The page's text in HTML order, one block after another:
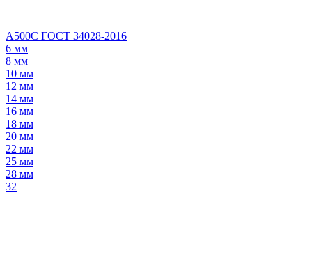
А500С ГОСТ 34028-2016
6 мм
8 мм
10 мм
12 мм
14 мм
16 мм
18 мм
20 мм
22 мм
25 мм
28 мм
32